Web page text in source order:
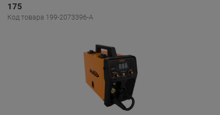
175
Код товара 199-2073396-A